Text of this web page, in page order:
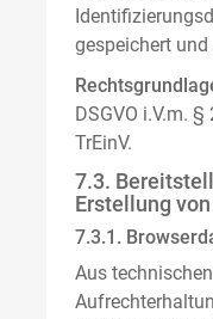
gespeichert
DSGVO i.V.m.
TrEinV.
7.3.
Erstellung
7.3.1.
Aus